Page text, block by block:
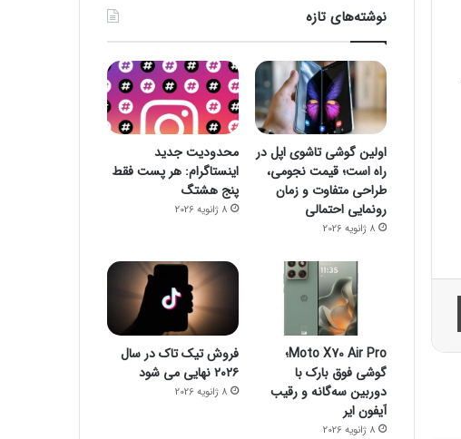
نوشته‌های تازه
اولین گوشی تاشوی اپل در
راه است؛ قیمت نجومی،
طراحی متفاوت و زمان
رونمایی احتمالی
8 ژانویه 2026
محدودیت جدید
اینستاگرام: هر پست فقط
پنج هشتگ
8 ژانویه 2026
Moto X70 Air Pro؛
گوشی فوق بارک با
دوربین سه‌گانه و رقیب
آیفون ایر
8 ژانویه 2026
فروش تیک تاک در سال
۲۰۲۶ نهایی می شود
8 ژانویه 2026